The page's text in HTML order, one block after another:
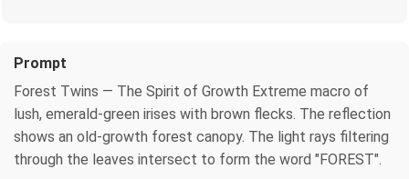
Prompt
Forest Twins — The Spirit of Growth Extreme macro of
lush, emerald-green irises with brown flecks. The reflection
shows an old-growth forest canopy. The light rays filtering
through the leaves intersect to form the word "FOREST".